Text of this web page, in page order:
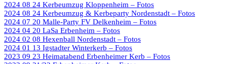
2024 08 24 Kerbeumzug Kloppenheim – Fotos
2024 08 24 Kerbeumzug & Kerbeparty Nordenstadt – Fotos
2024 07 20 Malle-Party FV Delkenheim – Fotos
2024 04 20 LaSa Erbenheim – Fotos
2024 02 08 Hexenball Nordenstadt – Fotos
2024 01 13 Igstadter Winterkerb – Fotos
2023 09 23 Heimatabend Erbenheimer Kerb – Fotos